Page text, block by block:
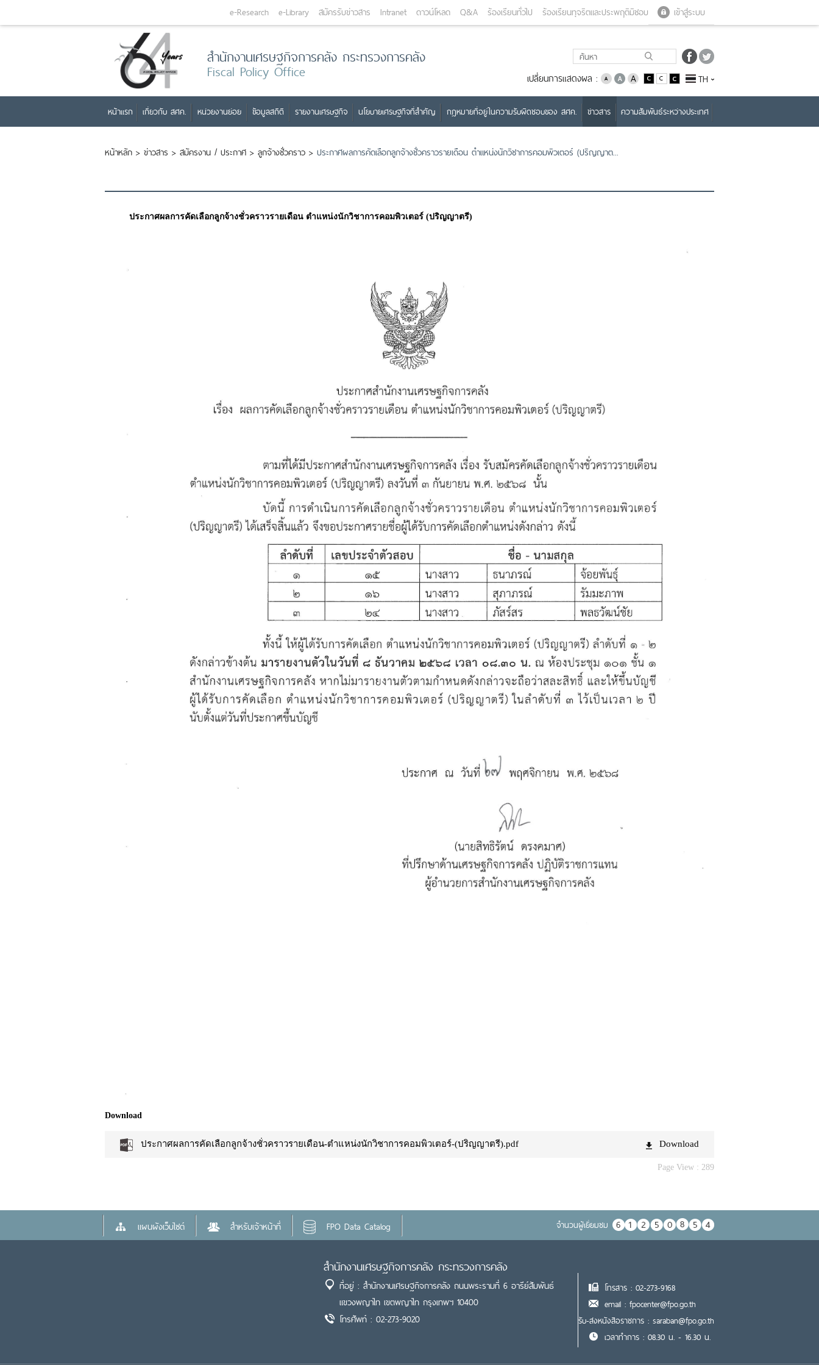
เข้าสู่ระบบ
e-Research e-Library สมัครรับข่าวสาร Intranet ดาวน์โหลด Q&A ร้องเรียนทั่วไป ร้องเรียนทุจริตและประพฤติมิชอบ
สำนักงานเศรษฐกิจการคลัง กระทรวงการคลัง
Fiscal Policy Office เปลี่ยนการแสดงผล : TH
หน้าแรก เกี่ยวกับ สศค. หน่วยงานย่อย ข้อมูลสถิติ รายงานเศรษฐกิจ นโยบายเศรษฐกิจที่สำคัญ กฎหมายที่อยู่ในความรับผิดชอบของ สศค. ข่าวสาร ความสัมพันธ์ระหว่างประเทศ
หน้าหลัก > ข่าวสาร > สมัครงาน / ประกาศ > ลูกจ้างชั่วคราว > ประกาศผลการคัดเลือกลูกจ้างชั่วคราวรายเดือน ตำแหน่งนักวิชาการคอมพิวเตอร์ (ปริญญาต...
ประกาศผลการคัดเลือกลูกจ้างชั่วคราวรายเดือน ตำแหน่งนักวิชาการคอมพิวเตอร์ (ปริญญาตรี)
Download
ประกาศผลการคัดเลือกลูกจ้างชั่วคราวรายเดือน-ตำแหน่งนักวิชาการคอมพิวเตอร์-(ปริญญาตรี).pdf Download
Page View : 289
แผนผังเว็บไซต์ สำหรับเจ้าหน้าที่ FPO Data Catalog จำนวนผู้เยื่ยมชม
สำนักงานเศรษฐกิจการคลัง กระทรวงการคลัง
ที่อยู่ : สำนักงานเศรษฐกิจการคลัง ถนนพระรามที่ 6 อารีย์สัมพันธ์
แขวงพญาไท เขตพญาไท กรุงเทพฯ 10400
โทรศัพท์ : 02-273-9020
โทรสาร : 02-273-9168
email : fpocenter@fpo.go.th
รับ-ส่งหนังสือราชการ : saraban@fpo.go.th
เวลาทำการ : 08.30 น. - 16.30 น.